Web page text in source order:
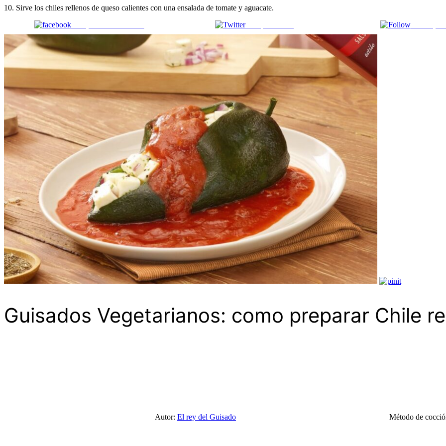
10. Sirve los chiles rellenos de queso calientes con una ensalada de tomate y aguacate.
Comparte en Facebook
Comparte en X Enviar por
Guisados Vegetarianos: como preparar Chile
Autor: El rey del Guisado Método de